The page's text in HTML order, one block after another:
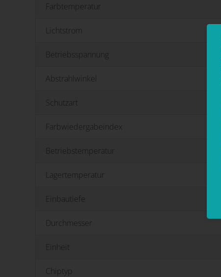
Farbtemperatur
Lichtstrom
Betriebsspannung
Abstrahlwinkel
Schutzart
Farbwiedergabeindex
Betriebstemperatur
Lagertemperatur
Einbautiefe
Durchmesser
Einheit
Chiptyp